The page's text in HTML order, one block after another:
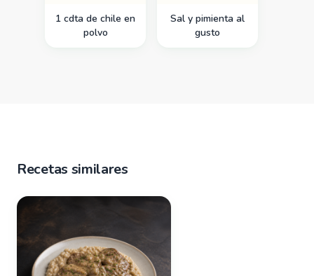
1 cdta de chile en
polvo
Sal y pimienta al
gusto
Recetas similares